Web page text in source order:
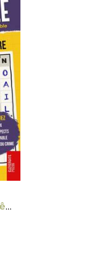
MORTANGLE - Enquêtes à Marseille